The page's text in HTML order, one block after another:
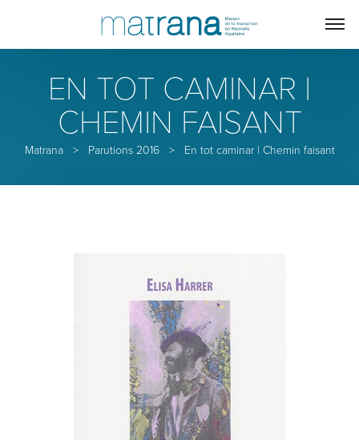
EN TOT CAMINAR |
CHEMIN FAISANT
Matrana> Parutions 2016 > En tot caminar | Chemin faisant